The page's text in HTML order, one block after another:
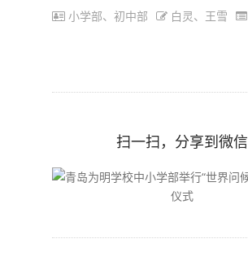
小学部、初中部 白灵、王雪
扫一扫，分享到微信